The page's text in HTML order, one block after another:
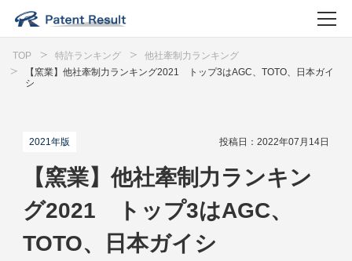
TOP 特許ランキング
他社牽制力ランキング
【窯業】他社牽制力ランキング2021 トップ3はAGC、TOTO、日本ガイ
シ
2021年版 投稿日：2022年07月14日
【窯業】他社牽制力ランキン
グ2021 トップ3はAGC、
TOTO、日本ガイシ